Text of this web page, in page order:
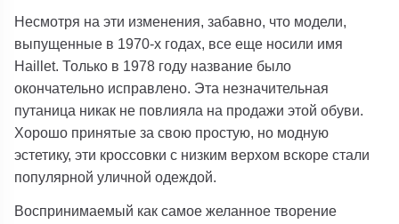
Несмотря на эти изменения, забавно, что модели,
выпущенные в 1970-х годах, все еще носили имя
Haillet. Только в 1978 году название было
окончательно исправлено. Эта незначительная
путаница никак не повлияла на продажи этой обуви.
Хорошо принятые за свою простую, но модную
эстетику, эти кроссовки с низким верхом вскоре стали
популярной уличной одеждой.
Воспринимаемый как самое желанное творение